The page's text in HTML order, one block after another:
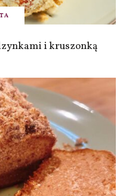
i kruszonką